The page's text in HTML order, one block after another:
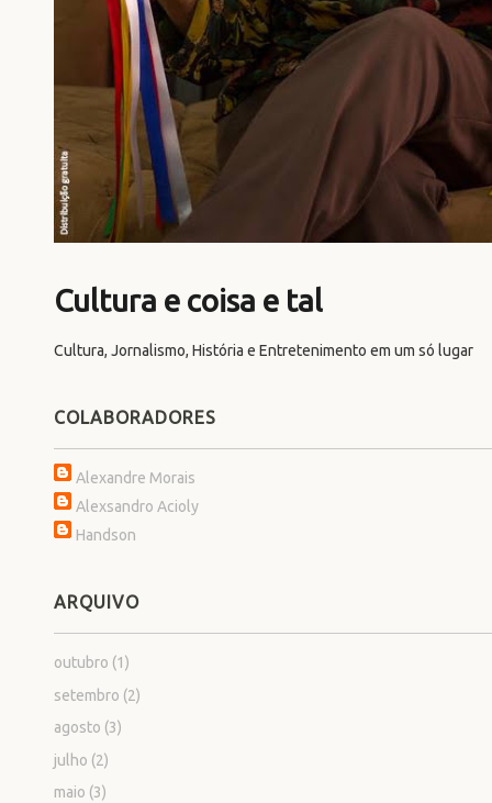
Cultura e coisa e tal
Cultura, Jornalismo, História e Entretenimento em um só lugar
COLABORADORES
Alexandre Morais
Alexsandro Acioly
Handson
ARQUIVO
outubro (1)
setembro (2)
agosto (3)
julho (2)
maio (3)